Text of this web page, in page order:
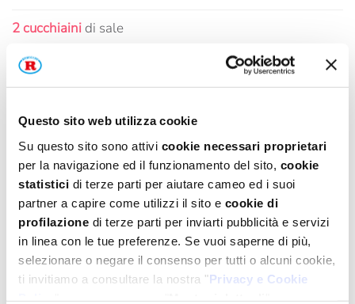
Questo sito web utilizza cookie
Su questo sito sono attivi cookie necessari proprietari
per la navigazione ed il funzionamento del sito, cookie
statistici di terze parti per aiutare cameo ed i suoi
partner a capire come utilizzi il sito e cookie di
profilazione di terze parti per inviarti pubblicità e servizi
in linea con le tue preferenze. Se vuoi saperne di più,
selezionare o negare il consenso per tutti o alcuni cookie,
ti invitiamo a consultare la nostra "Privacy e Cookie
2 cucchiaini di sale
Q.B.di pepe
250 gdi formaggio spalmabile
M80 g di cioccolato Ruby Mariarosa
1 cucchiainodi sale
PER DECORARE